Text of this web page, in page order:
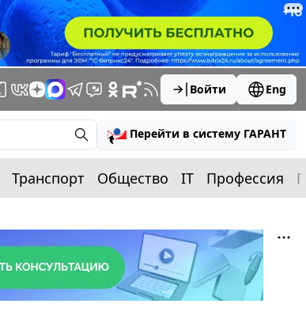
Войти Eng
Перейти в систему ГАРАНТ
Транспорт Общество IT Профессия